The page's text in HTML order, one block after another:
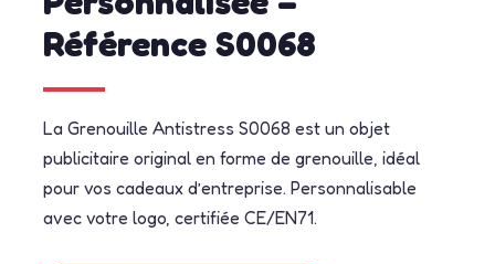
Référence S0068
La Grenouille Antistress S0068 est un objet
publicitaire original en forme de grenouille, idéal
pour vos cadeaux d’entreprise. Personnalisable
avec votre logo, certifiée CE/EN71.